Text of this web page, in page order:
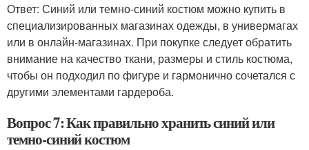
Ответ: Синий или темно-синий костюм можно купить в
специализированных магазинах одежды, в универмагах
или в онлайн-магазинах. При покупке следует обратить
внимание на качество ткани, размеры и стиль костюма,
чтобы он подходил по фигуре и гармонично сочетался с
другими элементами гардероба.
Вопрос 7: Как правильно хранить синий или
темно-синий костюм